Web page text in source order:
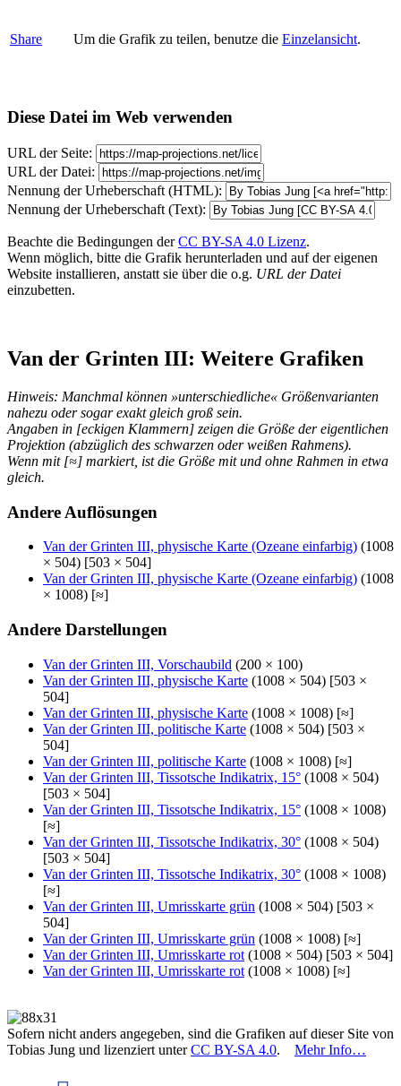
Share Um die Grafik zu teilen, benutze die Einzelansicht.
Diese Datei im Web verwenden
URL der Seite:
URL der Datei:
Nennung der Urheberschaft (HTML):
Nennung der Urheberschaft (Text):
Beachte die Bedingungen derCC BY-SA 4.0 Lizenz.
Wenn möglich, bitte die Grafik herunterladen und auf der eigenen
Website installieren, anstatt sie über die o.g. URL der Datei
einzubetten.
Van der Grinten III: Weitere Grafiken
Hinweis: Manchmal können »unterschiedliche« Größenvarianten
nahezu oder sogar exakt gleich groß sein.
Angaben in [eckigen Klammern] zeigen die Größe der eigentlichen
Projektion (abzüglich des schwarzen oder weißen Rahmens).
Wenn mit [≈] markiert, ist die Größe mit und ohne Rahmen in etwa
gleich.
Andere Auflösungen
Van der Grinten III, physische Karte (Ozeane einfarbig) (1008
× 504) [503 × 504]
Van der Grinten III, physische Karte (Ozeane einfarbig) (1008
× 1008) [≈]
Andere Darstellungen
Van der Grinten III, Vorschaubild (200 × 100)
Van der Grinten III, physische Karte (1008 × 504) [503 ×
504]
Van der Grinten III, physische Karte (1008 × 1008) [≈]
Van der Grinten III, politische Karte (1008 × 504) [503 ×
504]
Van der Grinten III, politische Karte (1008 × 1008) [≈]
Van der Grinten III, Tissotsche Indikatrix, 15° (1008 × 504)
[503 × 504]
Van der Grinten III, Tissotsche Indikatrix, 15° (1008 × 1008)
[≈]
Van der Grinten III, Tissotsche Indikatrix, 30° (1008 × 504)
[503 × 504]
Van der Grinten III, Tissotsche Indikatrix, 30° (1008 × 1008)
[≈]
Van der Grinten III, Umrisskarte grün (1008 × 504) [503 ×
504]
Van der Grinten III, Umrisskarte grün (1008 × 1008) [≈]
Van der Grinten III, Umrisskarte rot (1008 × 504) [503 × 504]
Van der Grinten III, Umrisskarte rot (1008 × 1008) [≈]
Sofern nicht anders angegeben, sind die Grafiken auf dieser Site von
Tobias Jung und lizenziert unterCC BY-SA 4.0. Mehr Info…